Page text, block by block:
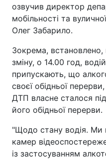
озвучив директор
мобільності та
Олег Забарило.
Зокрема,
зміну, о 14.00 год,
припускають, що
своєї обідньої
ДТП власне сталося
його обідньої перерви.
"Щодо стану водія. Ми
камер
із застосуванням